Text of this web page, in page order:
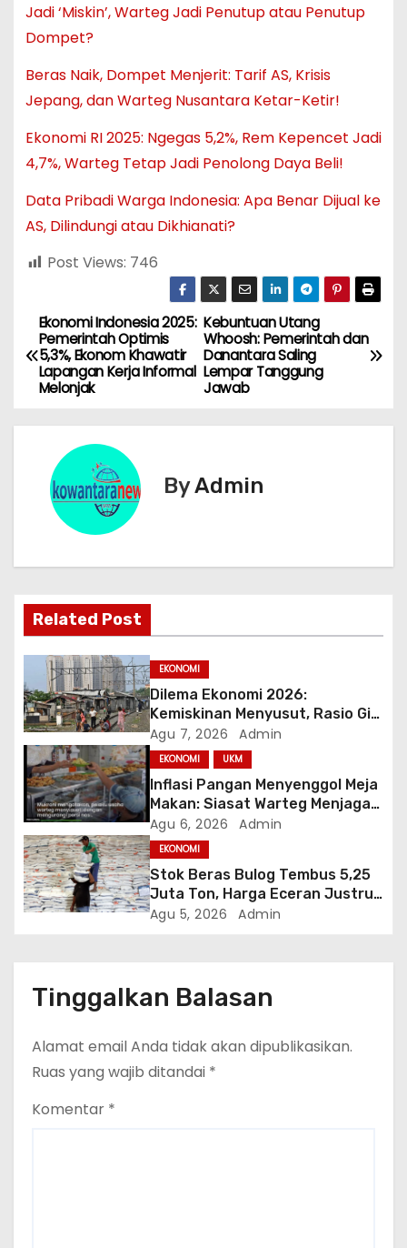
Jadi ‘Miskin’, Warteg Jadi Penutup atau Penutup
Dompet?
Beras Naik, Dompet Menjerit: Tarif AS, Krisis
Jepang, dan Warteg Nusantara Ketar-Ketir!
Ekonomi RI 2025: Ngegas 5,2%, Rem Kepencet Jadi
4,7%, Warteg Tetap Jadi Penolong Daya Beli!
Data Pribadi Warga Indonesia: Apa Benar Dijual ke
AS, Dilindungi atau Dikhianati?
Post Views: 746
N
a
s
i
p
o
s
Kebuntuan Utang
Whoosh: Pemerintah dan
Danantara Saling
Lempar Tanggung
Jawab
Ekonomi Indonesia 2025:
Pemerintah Optimis
5,3%, Ekonom Khawatir
Lapangan Kerja Informal
Melonjak
ByAdmin
Related Post
EKONOMI
Dilema Ekonomi 2026:
Kemiskinan Menyusut, Rasio Gini
Mendorong Kesenjangan
Agu 7, 2026 Admin
EKONOMI UKM
Inflasi Pangan Menyenggol Meja
Makan: Siasat Warteg Menjaga
Harga Tetap Terjangkau
Agu 6, 2026 Admin
EKONOMI
Stok Beras Bulog Tembus 5,25
Juta Ton, Harga Eceran Justru
Naik 7 Bulan Berturut-Turut
Agu 5, 2026 Admin
Tinggalkan Balasan
Alamat email Anda tidak akan dipublikasikan.
Ruas yang wajib ditandai *
Komentar *